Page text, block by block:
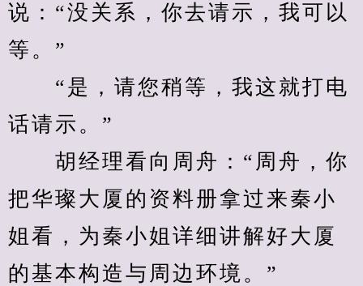
说：“没关系，你去请示，我可以
等。”
“是，请您稍等，我这就打电
话请示。”
胡经理看向周舟：“周舟，你
把华璨大厦的资料册拿过来秦小
姐看，为秦小姐详细讲解好大厦
的基本构造与周边环境。”